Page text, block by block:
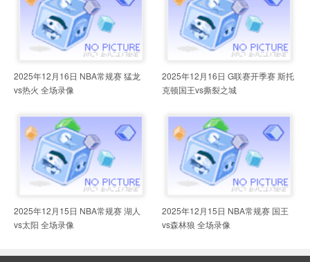
2025年12月16日 NBA常规赛 猛龙
vs热火 全场录像
2025年12月16日 G联赛开季赛 斯托
克顿国王vs撕裂之城
2025年12月15日 NBA常规赛 湖人
vs太阳 全场录像
2025年12月15日 NBA常规赛 国王
vs森林狼 全场录像